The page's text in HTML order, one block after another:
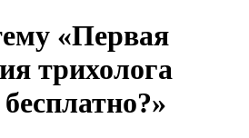
«Первая
трихолога